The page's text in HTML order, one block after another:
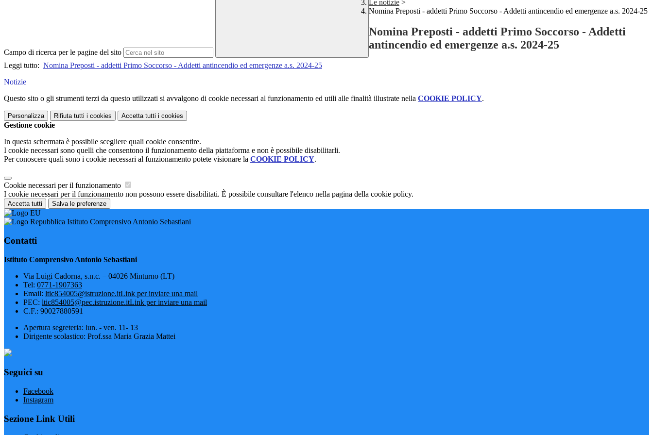
Campo di ricerca per le pagine del sito
Le notizie >
Nomina Preposti - addetti Primo Soccorso - Addetti antincendio ed emergenze a.s. 2024-25
Nomina Preposti - addetti Primo Soccorso - Addetti
antincendio ed emergenze a.s. 2024-25
Leggi tutto: Nomina Preposti - addetti Primo Soccorso - Addetti antincendio ed emergenze a.s. 2024-25
Notizie
Questo sito o gli strumenti terzi da questo utilizzati si avvalgono di cookie necessari al funzionamento ed utili alle finalità illustrate nella COOKIE POLICY.
Personalizza Rifiuta tutti i cookies Accetta tutti i cookies
Gestione cookie
In questa schermata è possibile scegliere quali cookie consentire.
I cookie necessari sono quelli che consentono il funzionamento della piattaforma e non è possibile disabilitarli.
Per conoscere quali sono i cookie necessari al funzionamento potete visionare la COOKIE POLICY.
Cookie necessari per il funzionamento
I cookie necessari per il funzionamento non possono essere disabilitati. È possibile consultare l'elenco nella pagina della cookie policy.
Accetta tutti Salva le preferenze
Istituto Comprensivo Antonio Sebastiani
Contatti
Istituto Comprensivo Antonio Sebastiani
Via Luigi Cadorna, s.n.c. – 04026 Minturno (LT)
Tel: 0771-1907363
Email: ltic854005@istruzione.itLink per inviare una mail
PEC: ltic854005@pec.istruzione.itLink per inviare una mail
C.F.: 90027880591
Apertura segreteria: lun. - ven. 11- 13
Dirigente scolastico: Prof.ssa Maria Grazia Mattei
Seguici su
Facebook
Instagram
Sezione Link Utili